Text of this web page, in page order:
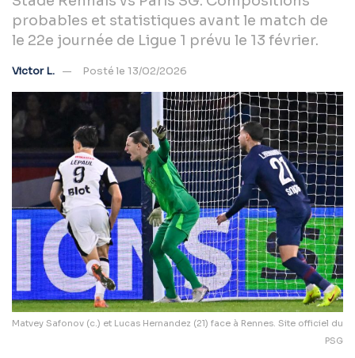
probables et statistiques avant le match de
le 22e journée de Ligue 1 prévu le 13 février.
Victor L. Posté le 13/02/2026
Matvey Safonov (c.) et Lucas Hernandez (21) face à Rennes. Site officiel du
PSG